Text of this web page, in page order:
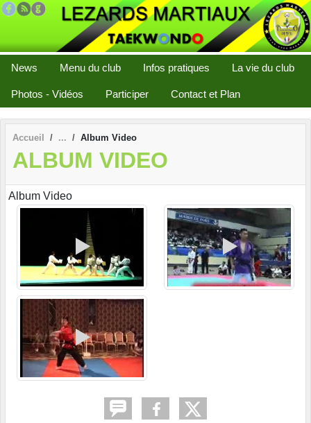
News Menu du club Infos pratiques La vie du club
Photos - Vidéos Participer Contact et Plan
Accueil Album Video
ALBUM VIDEO
Album Video
Panneau de gestion des cookies